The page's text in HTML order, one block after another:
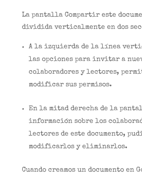
La pantalla Compartir este
dividida verticalmente en dos
A la izquierda de la línea
las opciones para invitar a
colaboradores y lectores,
modificar sus permisos.
En la mitad derecha de la
información sobre los
lectores de este documento,
modificarlos y eliminarlos.
Cuando creamos un documento en